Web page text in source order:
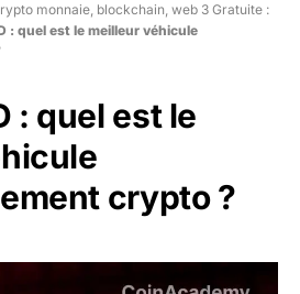
monnaie, blockchain, web 3 Gratuite :
: quel est le meilleur véhicule
: quel est le
crypto ?